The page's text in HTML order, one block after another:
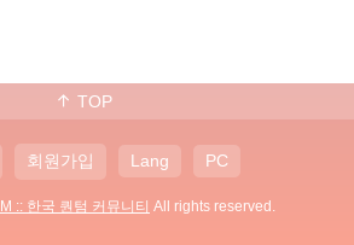
TOP
회원가입 Lang PC
:: 한국 퀀텀 커뮤니티 All rights reserved.